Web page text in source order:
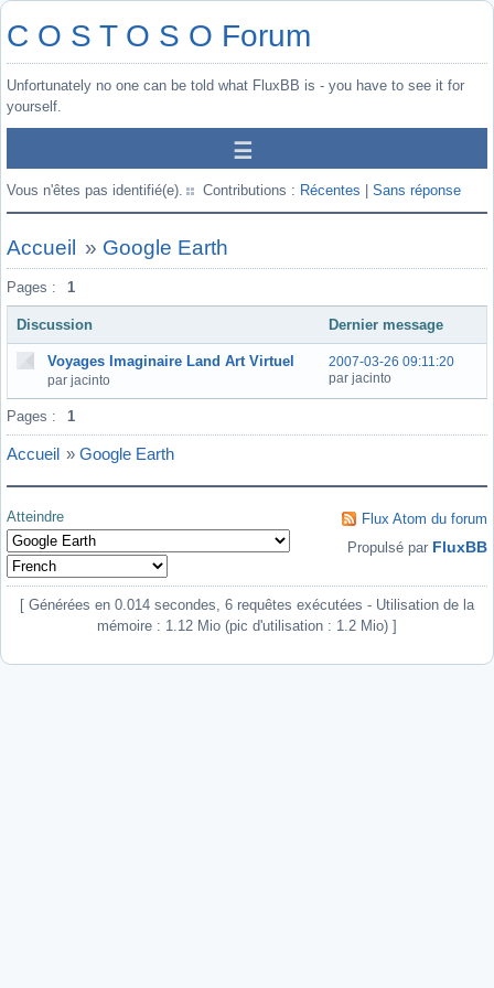
C O S T O S O Forum
Unfortunately no one can be told what FluxBB is - you have to see it for
yourself.
Vous n'êtes pas identifié(e). Contributions : Récentes Sans réponse
Accueil » Google Earth
Pages : 1
Discussion Dernier message
Voyages Imaginaire Land Art Virtuel
par jacinto
2007-03-26 09:11:20
par jacinto
Pages : 1
Accueil » Google Earth
Atteindre
Flux Atom du forum
Propulsé par FluxBB
[ Générées en 0.014 secondes, 6 requêtes exécutées - Utilisation de la
mémoire : 1.12 Mio (pic d'utilisation : 1.2 Mio) ]